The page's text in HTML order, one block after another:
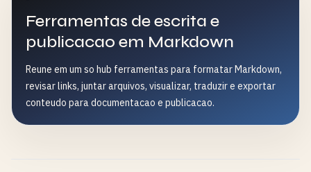
Ferramentas de escrita e
publicacao em Markdown
Reune em um so hub ferramentas para formatar Markdown,
revisar links, juntar arquivos, visualizar, traduzir e exportar
conteudo para documentacao e publicacao.